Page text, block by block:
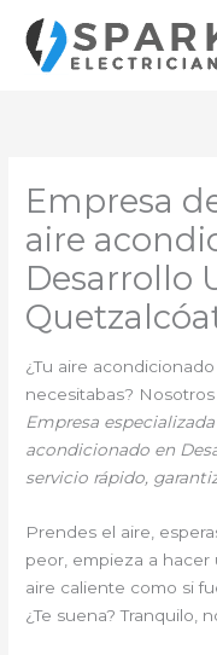
contenido
Empresa
aire
Desarrollo
¿Tu aire
necesitabas?
Empresa
acondicionado en
servicio rápido,
Prendes el aire,
peor, empieza a hacer
aire caliente como si
¿Te suena? Tranquilo,